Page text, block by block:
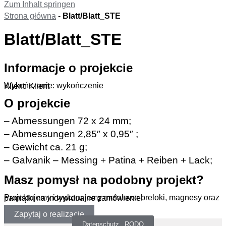
Zum Inhalt springen
Strona główna - Blatt/Blatt_STE
Blatt/Blatt_STE
Informacje o projekcie
Wykończenie: wykończenie
Klient: Klient
O projekcie
– Abmessungen 72 x 24 mm;
– Abmessungen 2,85″ x 0,95″ ;
– Gewicht ca. 21 g;
– Galvanik – Messing + Patina + Reiben + Lack;
Masz pomysł na podobny projekt?
Projektujemy i wykonujemy metalowe breloki, magnesy oraz pamiątki na indywidualne zamówienie.
Zapytaj o realizację
Datenschutz _RODO